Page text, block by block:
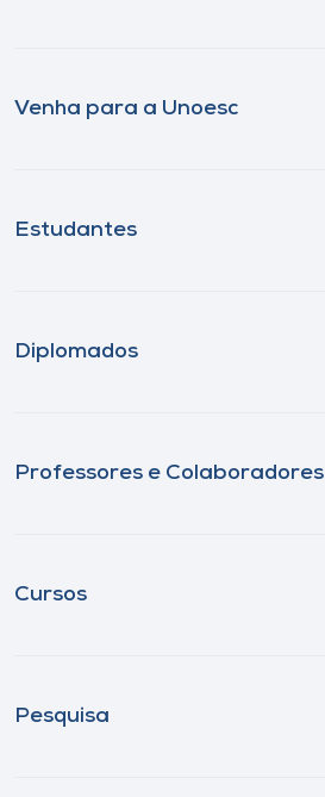
Venha para a Unoesc
Estudantes
Diplomados
Professores e Colaboradores
Cursos
Pesquisa